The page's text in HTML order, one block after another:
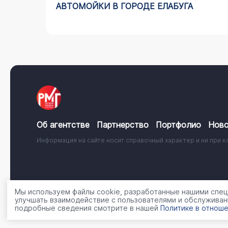
АВТОМОЙКИ В ГОРОДЕ ЕЛАБУГА
Об агентстве Партнерство Портфолио
Информация на сайте носит справочный характер и ни при
© 2001 - 2026, ООО «Регион Медиа Групп» Политика
Мы используем файлы cookie, разработанные нашими
улучшать взаимодействие с пользователями и
подробные сведения смотрите в нашей Политике в